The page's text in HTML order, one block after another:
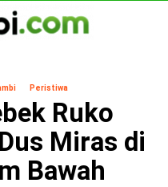
Peristiwa
Ruko
Miras di
Bawah